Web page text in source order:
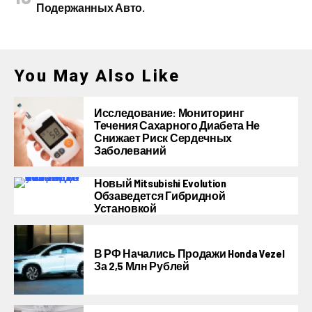
Подержанных Авто.
You May Also Like
Исследование: Мониторинг
Течения Сахарного Диабета Не
Снижает Риск Сердечных
Заболеваний
Новый Mitsubishi Evolution
Обзаведется Гибридной
Установкой
В РФ Начались Продажи Honda Vezel
За 2,5 Млн Рублей